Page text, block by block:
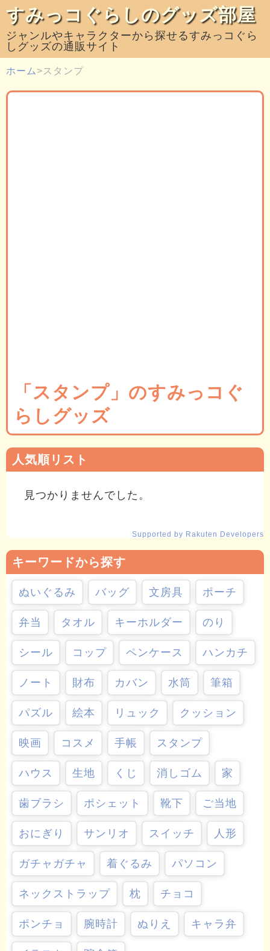
すみっコぐらしのグッズ部屋
ジャンルやキャラクターから探せるすみっコぐら
しグッズの通販サイト
ホーム スタンプ
「スタンプ」のすみっコぐ
らしグッズ
人気順リスト
見つかりませんでした。
Supported by Rakuten Developers
キーワードから探す
ぬいぐるみ バッグ 文房具 ポーチ
弁当 タオル キーホルダー のり
シール コップ ペンケース ハンカチ
ノート 財布 カバン 水筒 筆箱
パズル 絵本 リュック クッション
映画 コスメ 手帳 スタンプ
ハウス 生地 くじ 消しゴム 家
歯ブラシ ポシェット 靴下 ご当地
おにぎり サンリオ スイッチ 人形
ガチャガチャ 着ぐるみ パソコン
ネックストラップ 枕 チョコ
ポンチョ 腕時計 ぬりえ キャラ弁